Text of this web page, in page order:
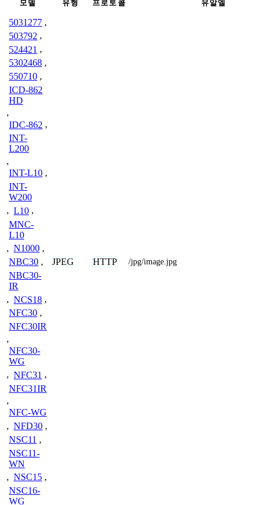
모델 유형 프로토콜 유알엘
5031277 ,
503792 ,
524421 ,
5302468 ,
550710 ,
ICD-862
HD
,
IDC-862 ,
INT-
L200
,
INT-L10 ,
INT-
W200
, L10 ,
MNC-
L10
, N1000 ,
NBC30 ,
NBC30-
IR
, NCS18 ,
NFC30 ,
NFC30IR
,
NFC30-
WG
, NFC31 ,
NFC31IR
,
NFC-WG
, NFD30 ,
NSC11 ,
NSC11-
WN
, NSC15 ,
NSC16-
WG
JPEG HTTP /jpg/image.jpg